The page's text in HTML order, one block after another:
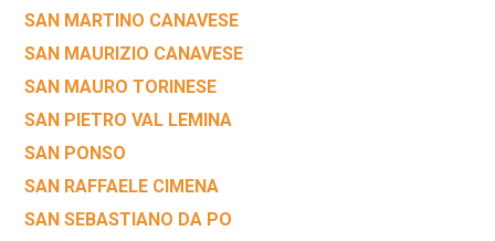
SAN MARTINO CANAVESE
SAN MAURIZIO CANAVESE
SAN MAURO TORINESE
SAN PIETRO VAL LEMINA
SAN PONSO
SAN RAFFAELE CIMENA
SAN SEBASTIANO DA PO